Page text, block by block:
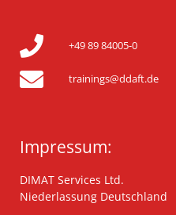
+49 89 84005-0
trainings@ddaft.de
Impressum:
DIMAT Services Ltd.
Niederlassung Deutschland